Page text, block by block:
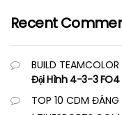
Recent
BUILD
Đội Hình 4-3-3 FO4
TOP 10 CDM